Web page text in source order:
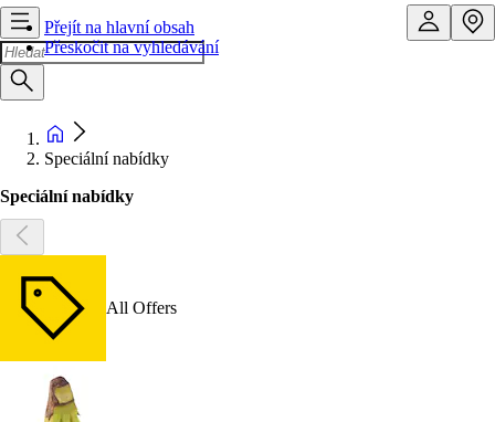
Přejít na hlavní obsah
Přeskočit na vyhledávání
Speciální nabídky
Speciální nabídky
All Offers